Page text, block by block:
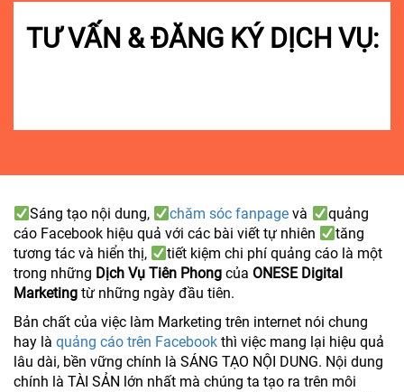
TƯ VẤN & ĐĂNG KÝ DỊCH VỤ:
Sáng tạo nội dung, chăm sóc fanpage và
quảng
cáo Facebook hiệu quả với các bài viết tự nhiên
tăng
tương tác và hiển thị,
tiết kiệm chi phí quảng cáo là một
trong những Dịch Vụ Tiên Phong của ONESE Digital
Marketing từ những ngày đầu tiên.
Bản chất của việc làm Marketing trên internet nói chung
hay là quảng cáo trên Facebook thì việc mang lại hiệu quả
lâu dài, bền vững chính là SÁNG TẠO NỘI DUNG. Nội dung
chính là TÀI SẢN lớn nhất mà chúng ta tạo ra trên môi